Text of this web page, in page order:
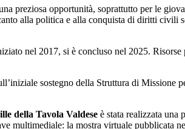
preziosa opportunità, soprattutto per le
alla politica e alla conquista di diritti civili
nel 2017, si è concluso nel 2025.
sostegno della Struttura di
della Tavola Valdese è stata realizzata una
multimediale: la mostra virtuale pubblicata